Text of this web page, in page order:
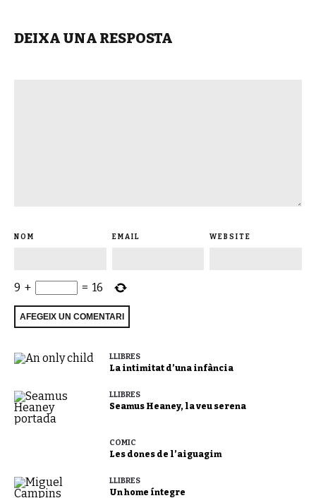
DEIXA UNA RESPOSTA
NOM EMAIL WEBSITE
9 + = 16
LLIBRES
La intimitat d’una infància
LLIBRES
Seamus Heaney, la veu serena
CÒMIC
Les dones de l’aiguagim
LLIBRES
Un home íntegre